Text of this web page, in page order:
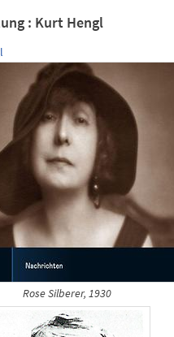
: Kurt Hengl
Rose Silberer, 1930